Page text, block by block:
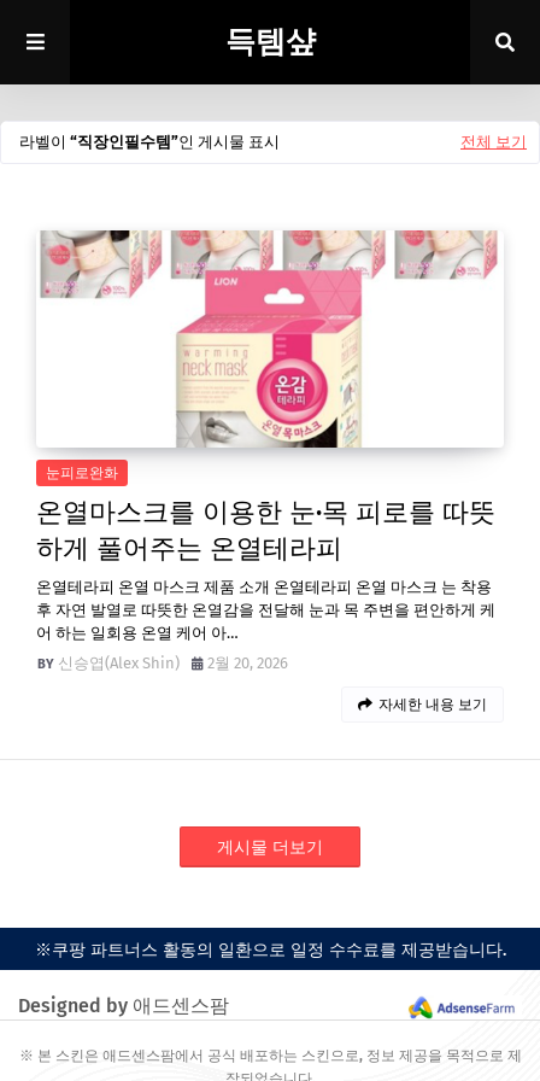
득템샾
라벨이 직장인필수템 인 게시물 표시 전체 보기
눈피로완화
온열마스크를 이용한 눈·목 피로를 따뜻
하게 풀어주는 온열테라피
온열테라피 온열 마스크 제품 소개 온열테라피 온열 마스크 는 착용
후 자연 발열로 따뜻한 온열감을 전달해 눈과 목 주변을 편안하게 케
어 하는 일회용 온열 케어 아…
신승엽(Alex Shin)
2월 20, 2026
자세한 내용 보기
게시물 더보기
※쿠팡 파트너스 활동의 일환으로 일정 수수료를 제공받습니다.
Designed by 애드센스팜
※ 본 스킨은 애드센스팜에서 공식 배포하는 스킨으로, 정보 제공을 목적으로 제